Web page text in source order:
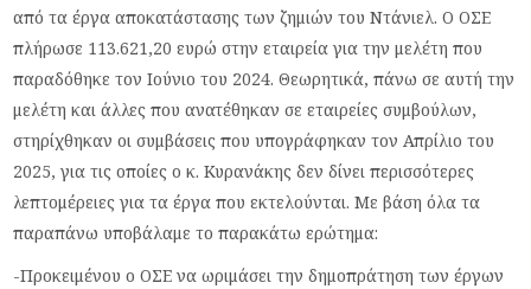
από τα έργα αποκατάστασης των ζημιών του Ντάνιελ. Ο ΟΣΕ
πλήρωσε 113.621,20 ευρώ στην εταιρεία για την μελέτη που
παραδόθηκε τον Ιούνιο του 2024. Θεωρητικά, πάνω σε αυτή την
μελέτη και άλλες που ανατέθηκαν σε εταιρείες συμβούλων,
στηρίχθηκαν οι συμβάσεις που υπογράφηκαν τον Απρίλιο του
2025, για τις οποίες ο κ. Κυρανάκης δεν δίνει περισσότερες
λεπτομέρειες για τα έργα που εκτελούνται. Με βάση όλα τα
παραπάνω υποβάλαμε το παρακάτω ερώτημα:
-Προκειμένου ο ΟΣΕ να ωριμάσει την δημοπράτηση των έργων